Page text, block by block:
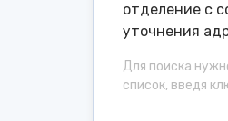
отделение с
уточнения
Для поиска
список, введя